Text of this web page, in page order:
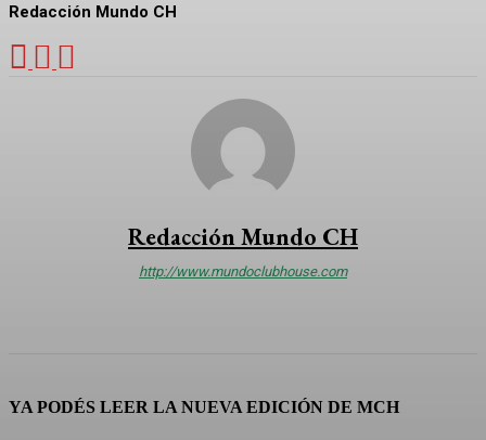
Redacción Mundo CH
Redacción Mundo CH
http://www.mundoclubhouse.com
YA PODÉS LEER LA NUEVA EDICIÓN DE MCH